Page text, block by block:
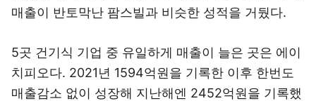
매출이 반토막난 팜스빌과 비슷한 성적을 거뒀다.
5곳 건기식 기업 중 유일하게 매출이 늘은 곳은 에이
치피오다. 2021년 1594억원을 기록한 이후 한번도
매출감소 없이 성장해 지난해엔 2452억원을 기록했